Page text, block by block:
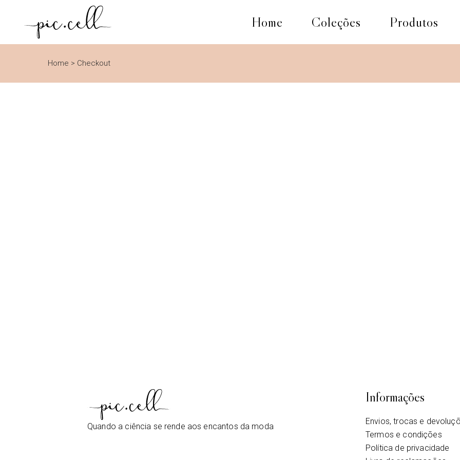
Home Coleções Produtos
Home > Checkout
Quando a ciência se rende aos encantos da moda
Informações
Envios, trocas e
Termos e condições
Política de privacidade